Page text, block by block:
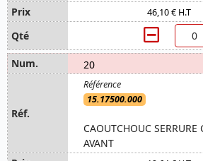
46,10 € H.T
20
15.17500.000
CAOUTCHOUC
AVANT